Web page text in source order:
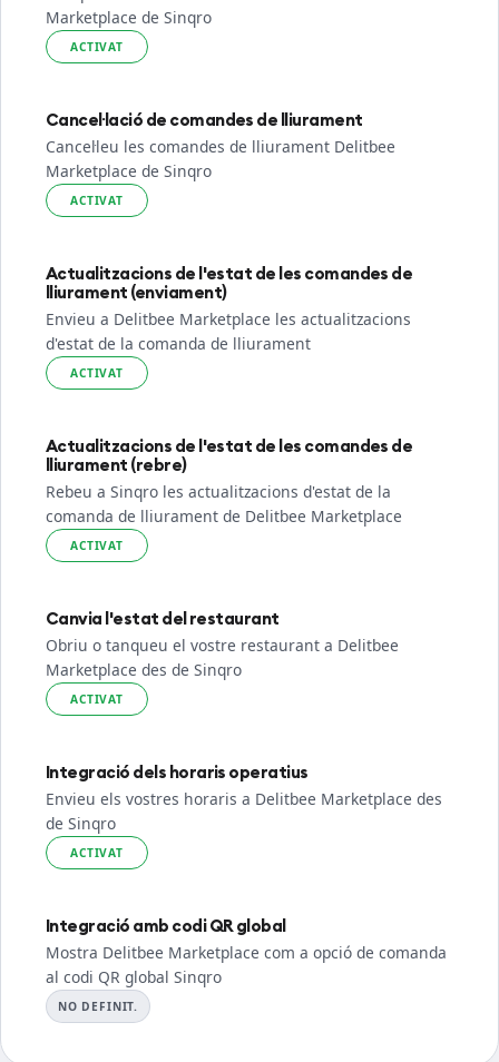
Marketplace de Sinqro
ACTIVAT
Cancel·lació de comandes de lliurament
Cancel·leu les comandes de lliurament Delitbee
Marketplace de Sinqro
ACTIVAT
Actualitzacions de l'estat de les comandes de
lliurament (enviament)
Envieu a Delitbee Marketplace les actualitzacions
d'estat de la comanda de lliurament
ACTIVAT
Actualitzacions de l'estat de les comandes de
lliurament (rebre)
Rebeu a Sinqro les actualitzacions d'estat de la
comanda de lliurament de Delitbee Marketplace
ACTIVAT
Canvia l'estat del restaurant
Obriu o tanqueu el vostre restaurant a Delitbee
Marketplace des de Sinqro
ACTIVAT
Integració dels horaris operatius
Envieu els vostres horaris a Delitbee Marketplace des
de Sinqro
ACTIVAT
Integració amb codi QR global
Mostra Delitbee Marketplace com a opció de comanda
al codi QR global Sinqro
NO DEFINIT.